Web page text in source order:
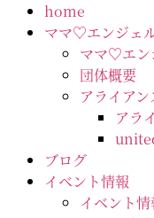
home
ママ♡エンジェ
ママ♡エン
団体概要
アライア
アラ
ブログ
イベント情報
イベント情